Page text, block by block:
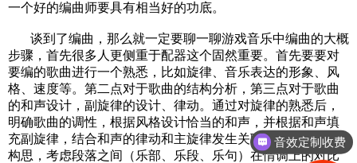
一个好的编曲师要具有相当好的功底。
谈到了编曲，那么就一定要聊一聊游戏音乐中编曲的大概
步骤，首先很多人更侧重于配器这个固然重要。首先要要对
要编的歌曲进行一个熟悉，比如旋律、音乐表达的形象、风
格、速度等。第二点对于歌曲的结构分析，第三点对于歌曲
的和声设计，副旋律的设计、律动。通过对旋律的熟悉后，
明确歌曲的调性，根据风格设计恰当的和声，并根据和声填
充副旋律，结合和声的律动和主旋律发生关联。第四点整体
构思，考虑段落之间（乐部、乐段、乐句）在情调上的对比
音效定制收费